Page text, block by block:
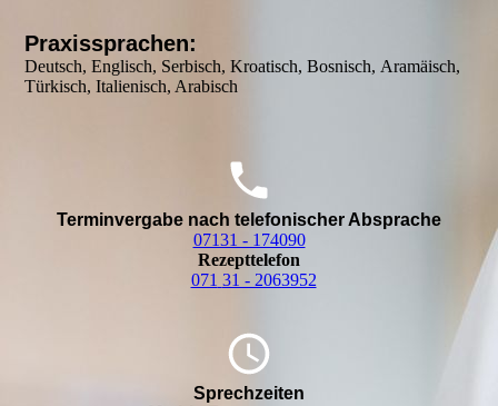
Praxissprachen:
Deutsch, Englisch, Serbisch, Kroatisch, Bosnisch, Aramäisch,
Türkisch, Italienisch, Arabisch
Terminvergabe nach telefonischer Absprache
07131 - 174090
Rezepttelefon
071 31 - 2063952
Sprechzeiten